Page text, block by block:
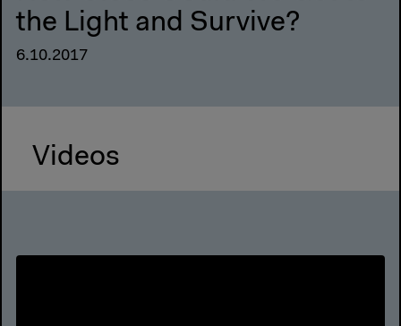
the Light and Survive?
6.10.2017
Videos